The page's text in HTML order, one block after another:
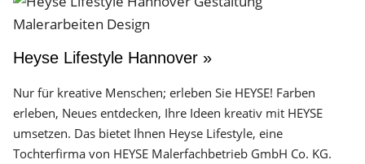
Heyse Lifestyle Hannover »
Nur für kreative Menschen; erleben Sie HEYSE! Farben
erleben, Neues entdecken, Ihre Ideen kreativ mit HEYSE
umsetzen. Das bietet Ihnen Heyse Lifestyle, eine
Tochterfirma von HEYSE Malerfachbetrieb GmbH Co. KG.